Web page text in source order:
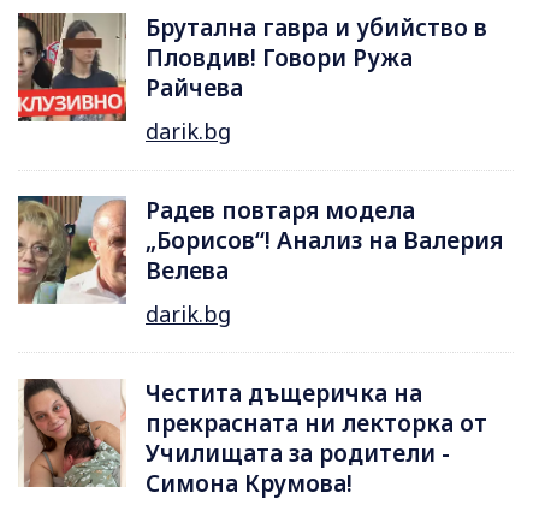
Брутална гавра и убийство в
Пловдив! Говори Ружа
Райчева
darik.bg
Радев повтаря модела
„Борисов“! Анализ на Валерия
Велева
darik.bg
Честита дъщеричка на
прекрасната ни лекторка от
Училищата за родители -
Симона Крумова!